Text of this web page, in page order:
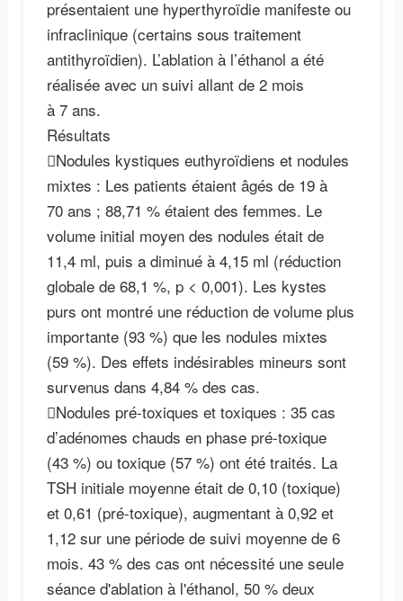
présentaient une hyperthyroïdie manifeste ou
infraclinique (certains sous traitement
antithyroïdien). L’ablation à l’éthanol a été
réalisée avec un suivi allant de 2 mois
à 7 ans.
Résultats
Nodules kystiques euthyroïdiens et nodules
mixtes : Les patients étaient âgés de 19 à
70 ans ; 88,71 % étaient des femmes. Le
volume initial moyen des nodules était de
11,4 ml, puis a diminué à 4,15 ml (réduction
globale de 68,1 %, p < 0,001). Les kystes
purs ont montré une réduction de volume plus
importante (93 %) que les nodules mixtes
(59 %). Des effets indésirables mineurs sont
survenus dans 4,84 % des cas.
Nodules pré-toxiques et toxiques : 35 cas
d’adénomes chauds en phase pré-toxique
(43 %) ou toxique (57 %) ont été traités. La
TSH initiale moyenne était de 0,10 (toxique)
et 0,61 (pré-toxique), augmentant à 0,92 et
1,12 sur une période de suivi moyenne de 6
mois. 43 % des cas ont nécessité une seule
séance d'ablation à l'éthanol, 50 % deux